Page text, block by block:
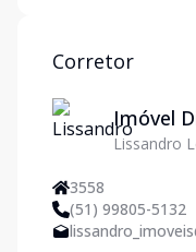
Corretor
Imóvel
Lissandro
3558
(51) 99805-5132